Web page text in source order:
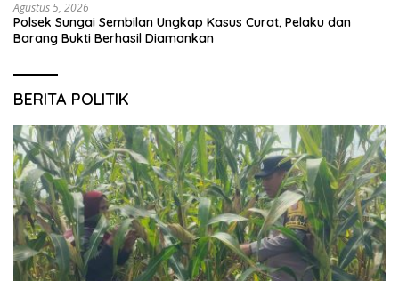
Agustus 5, 2026
Polsek Sungai Sembilan Ungkap Kasus Curat, Pelaku dan
Barang Bukti Berhasil Diamankan
BERITA POLITIK